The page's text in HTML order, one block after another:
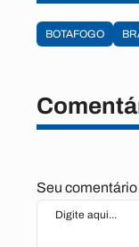
BOTAFOGO
Seu